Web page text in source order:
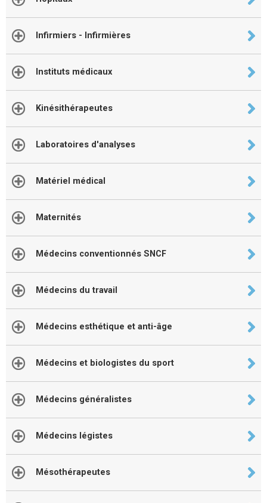
Infirmiers - Infirmières
Instituts médicaux
Kinésithérapeutes
Laboratoires d'analyses
Matériel médical
Maternités
Médecins conventionnés SNCF
Médecins du travail
Médecins esthétique et anti-âge
Médecins et biologistes du sport
Médecins généralistes
Médecins légistes
Mésothérapeutes